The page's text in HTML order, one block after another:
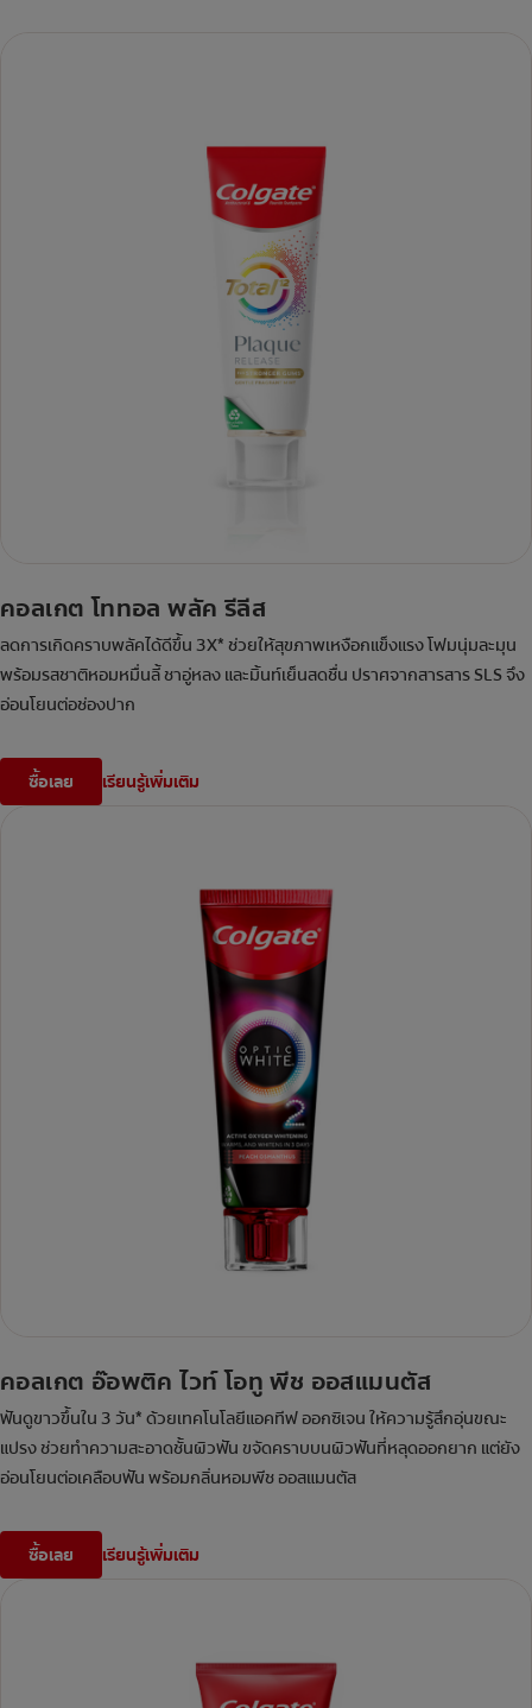
คอลเกต โททอล พลัค รีลีส
ลดการเกิดคราบพลัคได้ดีขึ้น 3X* ช่วยให้สุขภาพเหงือกแข็งแรง โฟมนุ่มละมุน
พร้อมรสชาติหอมหมื่นลี้ ชาอู่หลง และมิ้นท์เย็นสดชื่น ปราศจากสารสาร SLS จึง
อ่อนโยนต่อช่องปาก
ซื้อเลย เรียนรู้เพิ่มเติม
คอลเกต อ๊อพติค ไวท์ โอทู พีช ออสแมนตัส
ฟันดูขาวขึ้นใน 3 วัน* ด้วยเทคโนโลยีแอคทีฟ ออกซิเจน ให้ความรู้สึกอุ่นขณะ
แปรง ช่วยทำความสะอาดชั้นผิวฟัน ขจัดคราบบนผิวฟันที่หลุดออกยาก แต่ยัง
อ่อนโยนต่อเคลือบฟัน พร้อมกลิ่นหอมพีช ออสแมนตัส
ซื้อเลย เรียนรู้เพิ่มเติม